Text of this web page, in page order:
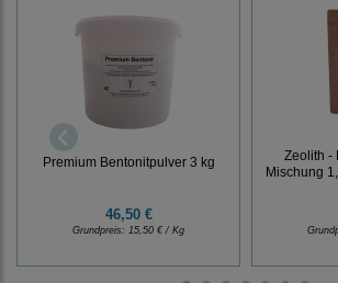
Premium Bentonitpulver 3 kg
46,50 €
Grundpreis: 15,50 € / Kg
Zeolith -
Mischung